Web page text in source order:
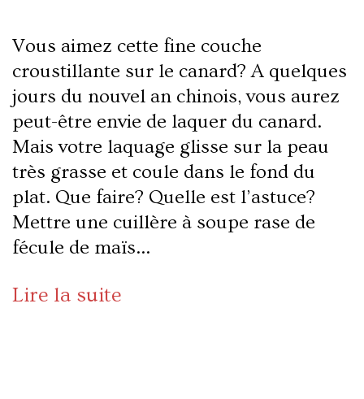
Vous aimez cette fine couche
croustillante sur le canard? A quelques
jours du nouvel an chinois, vous aurez
peut-être envie de laquer du canard.
Mais votre laquage glisse sur la peau
très grasse et coule dans le fond du
plat. Que faire? Quelle est l’astuce?
Mettre une cuillère à soupe rase de
fécule de maïs…
Lire la suite